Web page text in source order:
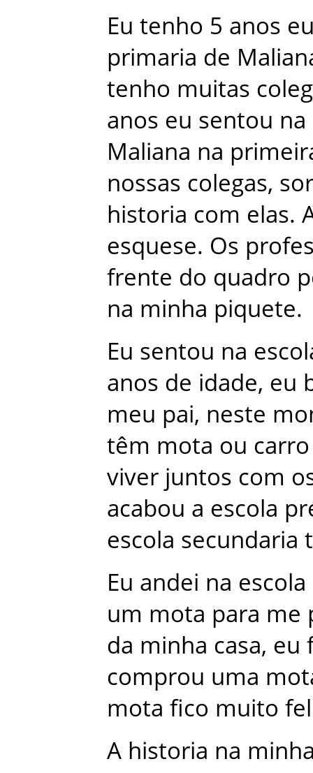
Eu tenho 5 anos
primaria de
tenho muitas
anos eu sentou na
Maliana na
nossas colegas,
historia com elas.
esquese. Os
frente do quadro
na minha piquete.
Eu sentou na
anos de idade, eu
meu pai, neste
têm mota ou carro
viver juntos com
acabou a escola
escola secundaria
Eu andei na escola
um mota para me
da minha casa, eu
comprou uma
mota fico muito
A historia na